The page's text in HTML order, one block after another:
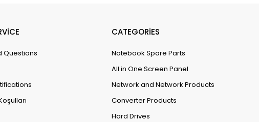
Questions
CATEGORİES
Notebook Spare Parts
All in One Screen Panel
Network and Network Products
Converter Products
Hard Drives